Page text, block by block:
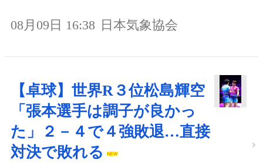
08月09日 16:38 日本気象協会
【卓球】世界R３位松島輝空
「張本選手は調子が良かっ
た」２－４で４強敗退…直接
対決で敗れる